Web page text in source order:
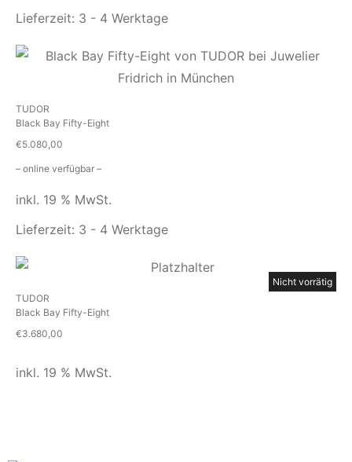
Lieferzeit: 3 - 4 Werktage
TUDOR
Black Bay Fifty-Eight
€5.080,00
– online verfügbar –
inkl. 19 % MwSt.
Lieferzeit: 3 - 4 Werktage
Nicht vorrätig
TUDOR
Black Bay Fifty-Eight
€3.680,00
inkl. 19 % MwSt.